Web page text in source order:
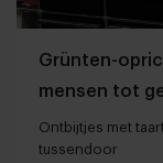
Grünten-
mensen tot
Ontbijtjes met
tussendoor